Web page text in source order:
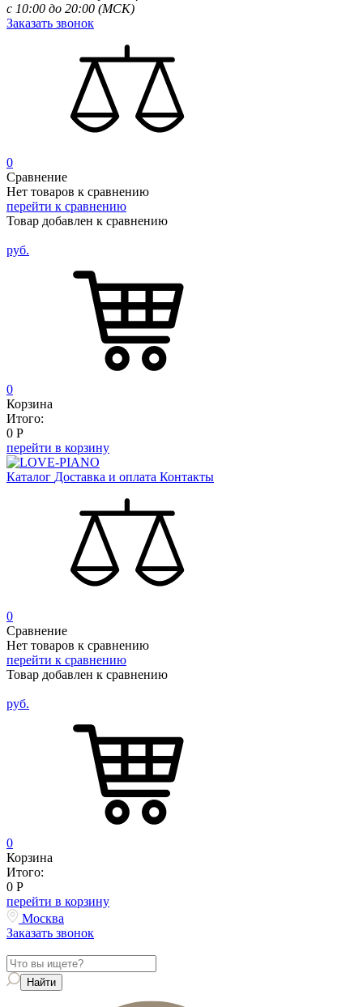
с 10:00 до 20:00 (МСК)
Заказать звонок
0
Сравнение
Нет товаров к сравнению
перейти к сравнению
Товар добавлен к сравнению
руб.
0
Корзина
Итого:
0 Р
перейти в корзину
Каталог Доставка и оплата Контакты
0
Сравнение
Нет товаров к сравнению
перейти к сравнению
Товар добавлен к сравнению
руб.
0
Корзина
Итого:
0 Р
перейти в корзину
Москва
Заказать звонок